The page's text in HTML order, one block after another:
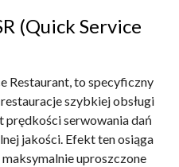
(Quick Service
Restaurant, to specyficzny
szybkiej obsługi
serwowania dań
jakości. Efekt ten osiąga
uproszczone